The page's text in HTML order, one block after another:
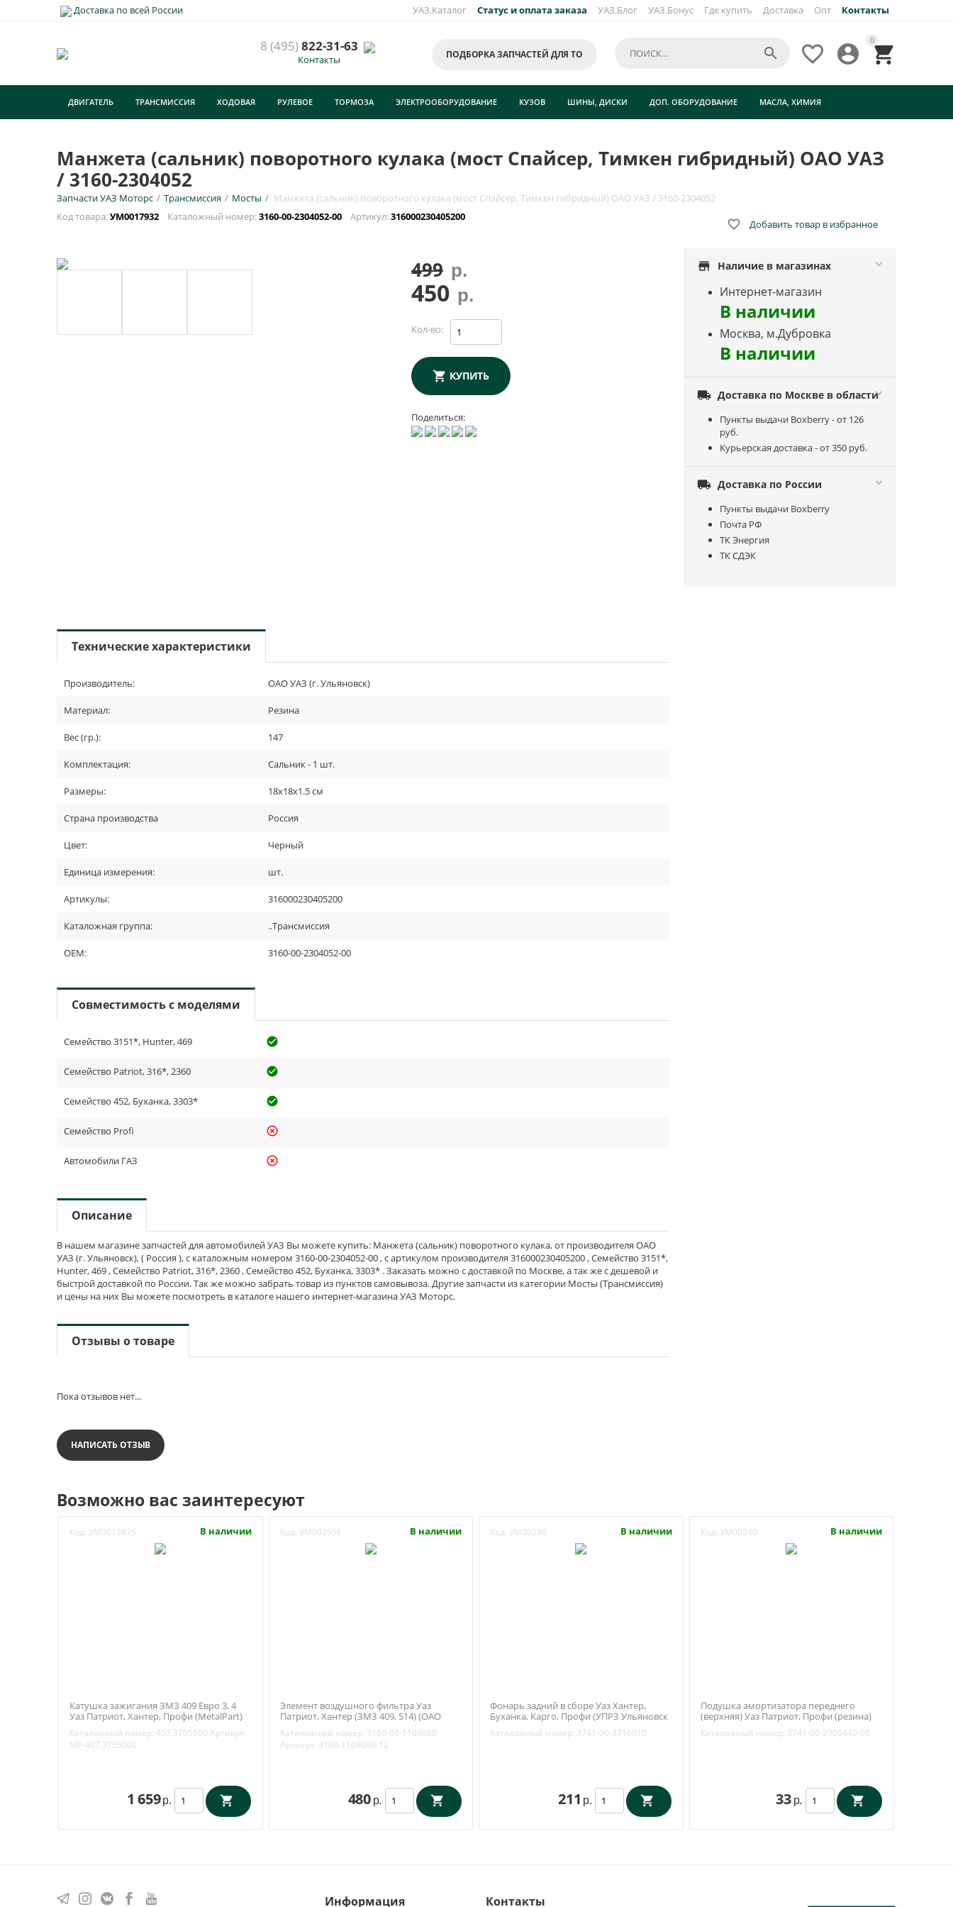
Доставка по всей России УАЗ.Каталог Статус и оплата заказа УАЗ.Блог УАЗ.Бонус Где купить Доставка Опт Контакты
8 (495)822-31-63
Контакты
0



ПОДБОРКА ЗАПЧАСТЕЙ ДЛЯ ТО 
ДВИГАТЕЛЬ ТРАНСМИССИЯ ХОДОВАЯ РУЛЕВОЕ ТОРМОЗА ЭЛЕКТРООБОРУДОВАНИЕ КУЗОВ ШИНЫ, ДИСКИ ДОП. ОБОРУДОВАНИЕ МАСЛА, ХИМИЯ
Манжета (сальник) поворотного кулака (мост Спайсер, Тимкен гибридный) ОАО УАЗ
/ 3160-2304052
Запчасти УАЗ Моторс / Трансмиссия / Мосты / Манжета (сальник) поворотного кулака (мост Спайсер, Тимкен гибридный) ОАО УАЗ / 3160-2304052
Код товара:УМ0017932 Каталожный номер:3160-00-2304052-00 Артикул:316000230405200
 Добавить товар в избранное
499 р.
450 р.
Кол-во:
КУПИТЬ
Поделиться:
store Наличие в магазинах
Интернет-магазин
В наличии
Москва, м.Дубровка
В наличии
 Доставка по Москве в области
Пункты выдачи Boxberry - от 126
руб.
Курьерская доставка - от 350 руб.
 Доставка по России
Пункты выдачи Boxberry
Почта РФ
ТК Энергия
ТК СДЭК
Технические характеристики
Производитель: ОАО УАЗ (г. Ульяновск)
Материал: Резина
Вес (гр.): 147
Комплектация: Сальник - 1 шт.
Размеры: 18х18х1.5 см
Страна производства Россия
Цвет: Черный
Единица измерения: шт.
Артикулы: 316000230405200
Каталожная группа: ..Трансмиссия
OEM: 3160-00-2304052-00
Совместимость с моделями
Семейство 3151*, Hunter, 469 check_circle_outline
Семейство Patriot, 316*, 2360 check_circle_outline
Семейство 452, Буханка, 3303* check_circle_outline
Семейство Profi highlight_off
Автомобили ГАЗ highlight_off
Описание
В нашем магазине запчастей для автомобилей УАЗ Вы можете купить: Манжета (сальник) поворотного кулака, от производителя ОАО
УАЗ (г. Ульяновск), ( Россия ), с каталожным номером 3160-00-2304052-00 , с артикулом производителя 316000230405200 , Семейство 3151*,
Hunter, 469 , Семейство Patriot, 316*, 2360 , Семейство 452, Буханка, 3303* . Заказать можно с доставкой по Москве, а так же с дешевой и
быстрой доставкой по России. Так же можно забрать товар из пунктов самовывоза. Другие запчасти из категории Мосты (Трансмиссия)
и цены на них Вы можете посмотреть в каталоге нашего интернет-магазина УАЗ Моторс.
Отзывы о товаре
Пока отзывов нет...
НАПИСАТЬ ОТЗЫВ
Возможно вас заинтересуют
Код: УМ0013835 В наличии
Катушка зажигания ЗМЗ 409 Евро 3, 4
Уаз Патриот, Хантер, Профи (MetalPart)
МР-407.3705000
Каталожный номер: 407.3705000 Артикул:
MP-407.3705000
1 659 р.
Код: УМ002956 В наличии
Элемент воздушного фильтра Уаз
Патриот, Хантер (ЗМЗ 409, 514) (ОАО
Цитрон / Михайловск) 3160-00-1109080
Каталожный номер: 3160-00-1109080
Артикул: 3160-1109080-12
480 р.
Код: УМ00230 В наличии
Фонарь задний в сборе Уаз Хантер,
Буханка, Карго, Профи (УПРЗ Ульяновск
ФП-132А) 3741-00-3716010
Каталожный номер: 3741-00-3716010
211 р.
Код: УМ00240 В наличии
Подушка амортизатора переднего
(верхняя) Уаз Патриот, Профи (резина)
3741-00-2905440-00
Каталожный номер: 3741-00-2905440-00
33 р.
Информация Контакты